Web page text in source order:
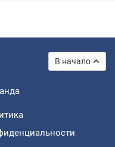
В начало